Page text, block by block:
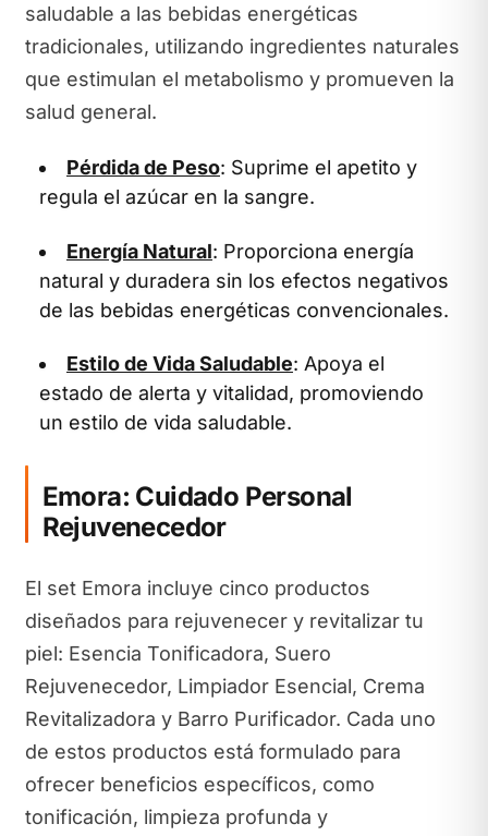
saludable a las bebidas energéticas
tradicionales, utilizando ingredientes naturales
que estimulan el metabolismo y promueven la
salud general.
Pérdida de Peso: Suprime el apetito y
regula el azúcar en la sangre.
Energía Natural: Proporciona energía
natural y duradera sin los efectos negativos
de las bebidas energéticas convencionales.
Estilo de Vida Saludable: Apoya el
estado de alerta y vitalidad, promoviendo
un estilo de vida saludable.
Emora: Cuidado Personal
Rejuvenecedor
El set Emora incluye cinco productos
diseñados para rejuvenecer y revitalizar tu
piel: Esencia Tonificadora, Suero
Rejuvenecedor, Limpiador Esencial, Crema
Revitalizadora y Barro Purificador. Cada uno
de estos productos está formulado para
ofrecer beneficios específicos, como
tonificación, limpieza profunda y